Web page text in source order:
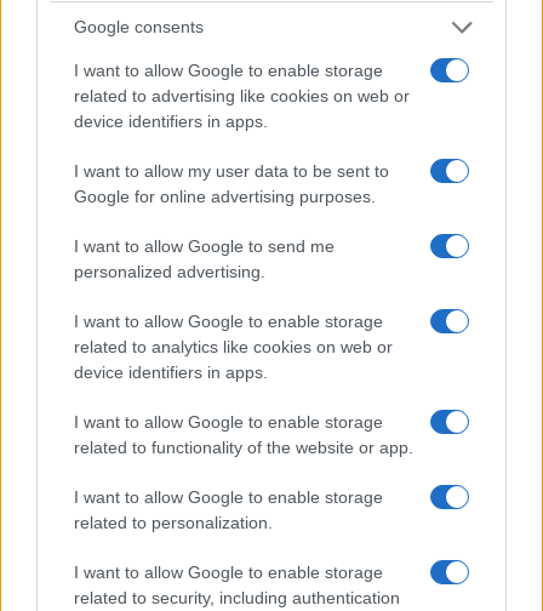
Google consents
I want to allow Google to enable storage
related to advertising like cookies on web or
device identifiers in apps.
I want to allow my user data to be sent to
Google for online advertising purposes.
I want to allow Google to send me
personalized advertising.
I want to allow Google to enable storage
related to analytics like cookies on web or
device identifiers in apps.
I want to allow Google to enable storage
related to functionality of the website or app.
I want to allow Google to enable storage
related to personalization.
I want to allow Google to enable storage
related to security, including authentication
ΠΟΝΤΟΣ
Ποντιακή γαστρονομία: Ποιος θα κρατήσει
ζωντανές τις συνταγές όταν φύγουν οι γιαγιάδες;
5/08/2026 - 11:21πμ